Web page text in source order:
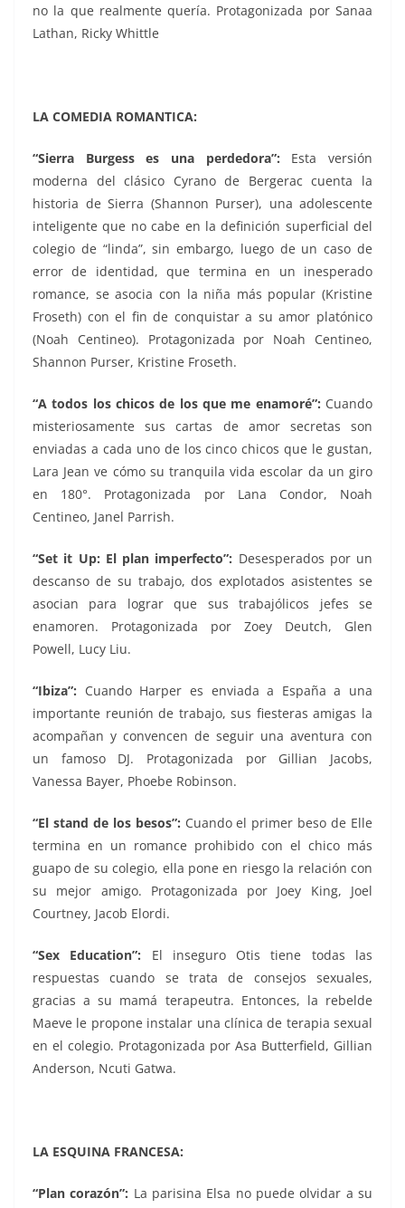
no la que realmente quería. Protagonizada por Sanaa
Lathan, Ricky Whittle
LA COMEDIA ROMANTICA:
“Sierra Burgess es una perdedora”: Esta versión
moderna del clásico Cyrano de Bergerac cuenta la
historia de Sierra (Shannon Purser), una adolescente
inteligente que no cabe en la definición superficial del
colegio de “linda”, sin embargo, luego de un caso de
error de identidad, que termina en un inesperado
romance, se asocia con la niña más popular (Kristine
Froseth) con el fin de conquistar a su amor platónico
(Noah Centineo). Protagonizada por Noah Centineo,
Shannon Purser, Kristine Froseth.
“A todos los chicos de los que me enamoré”: Cuando
misteriosamente sus cartas de amor secretas son
enviadas a cada uno de los cinco chicos que le gustan,
Lara Jean ve cómo su tranquila vida escolar da un giro
en 180°. Protagonizada por Lana Condor, Noah
Centineo, Janel Parrish.
“Set it Up: El plan imperfecto”: Desesperados por un
descanso de su trabajo, dos explotados asistentes se
asocian para lograr que sus trabajólicos jefes se
enamoren. Protagonizada por Zoey Deutch, Glen
Powell, Lucy Liu.
“Ibiza”: Cuando Harper es enviada a España a una
importante reunión de trabajo, sus fiesteras amigas la
acompañan y convencen de seguir una aventura con
un famoso DJ. Protagonizada por Gillian Jacobs,
Vanessa Bayer, Phoebe Robinson.
“El stand de los besos”: Cuando el primer beso de Elle
termina en un romance prohibido con el chico más
guapo de su colegio, ella pone en riesgo la relación con
su mejor amigo. Protagonizada por Joey King, Joel
Courtney, Jacob Elordi.
“Sex Education”: El inseguro Otis tiene todas las
respuestas cuando se trata de consejos sexuales,
gracias a su mamá terapeutra. Entonces, la rebelde
Maeve le propone instalar una clínica de terapia sexual
en el colegio. Protagonizada por Asa Butterfield, Gillian
Anderson, Ncuti Gatwa.
LA ESQUINA FRANCESA:
“Plan corazón”: La parisina Elsa no puede olvidar a su